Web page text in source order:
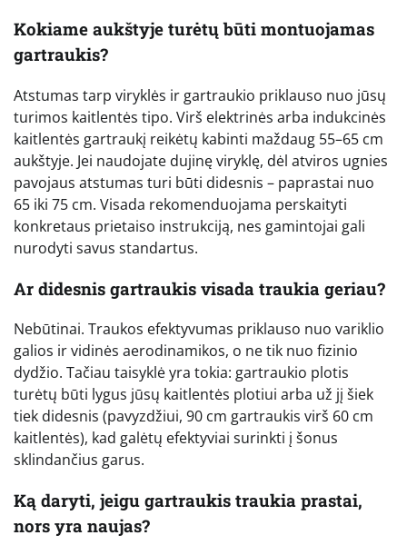
Kokiame aukštyje turėtų būti montuojamas
gartraukis?
Atstumas tarp viryklės ir gartraukio priklauso nuo jūsų
turimos kaitlentės tipo. Virš elektrinės arba indukcinės
kaitlentės gartraukį reikėtų kabinti maždaug 55–65 cm
aukštyje. Jei naudojate dujinę viryklę, dėl atviros ugnies
pavojaus atstumas turi būti didesnis – paprastai nuo
65 iki 75 cm. Visada rekomenduojama perskaityti
konkretaus prietaiso instrukciją, nes gamintojai gali
nurodyti savus standartus.
Ar didesnis gartraukis visada traukia geriau?
Nebūtinai. Traukos efektyvumas priklauso nuo variklio
galios ir vidinės aerodinamikos, o ne tik nuo fizinio
dydžio. Tačiau taisyklė yra tokia: gartraukio plotis
turėtų būti lygus jūsų kaitlentės plotiui arba už jį šiek
tiek didesnis (pavyzdžiui, 90 cm gartraukis virš 60 cm
kaitlentės), kad galėtų efektyviai surinkti į šonus
sklindančius garus.
Ką daryti, jeigu gartraukis traukia prastai,
nors yra naujas?